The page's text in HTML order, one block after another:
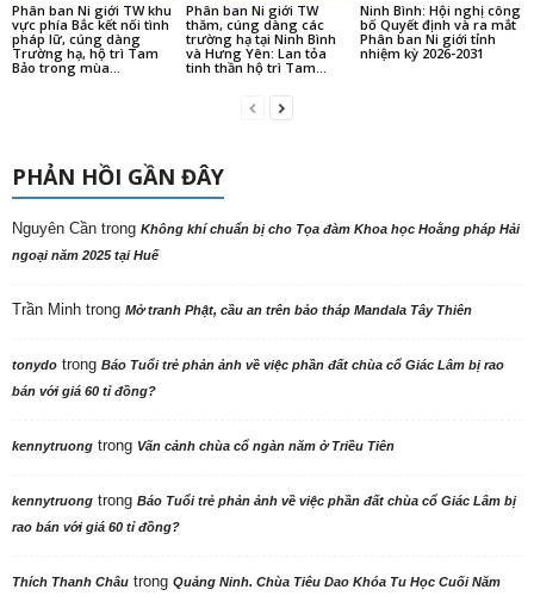
Phân ban Ni giới TW khu
vực phía Bắc kết nối tình
pháp lữ, cúng dàng
Trường hạ, hộ trì Tam
Bảo trong mùa...
Phân ban Ni giới TW
thăm, cúng dàng các
trường hạ tại Ninh Bình
và Hưng Yên: Lan tỏa
tinh thần hộ trì Tam...
Ninh Bình: Hội nghị công
bố Quyết định và ra mắt
Phân ban Ni giới tỉnh
nhiệm kỳ 2026-2031
PHẢN HỒI GẦN ĐÂY
Nguyên Cần trong Không khí chuẩn bị cho Tọa đàm Khoa học Hoằng pháp Hải
ngoại năm 2025 tại Huế
Trần Minh trong Mở tranh Phật, cầu an trên bảo tháp Mandala Tây Thiên
tonydo trong Báo Tuổi trẻ phản ảnh về việc phần đất chùa cổ Giác Lâm bị rao
bán với giá 60 tỉ đồng?
kennytruong trong Vãn cảnh chùa cổ ngàn năm ở Triều Tiên
kennytruong trong Báo Tuổi trẻ phản ảnh về việc phần đất chùa cổ Giác Lâm bị
rao bán với giá 60 tỉ đồng?
Thích Thanh Châu trong Quảng Ninh. Chùa Tiêu Dao Khóa Tu Học Cuối Năm